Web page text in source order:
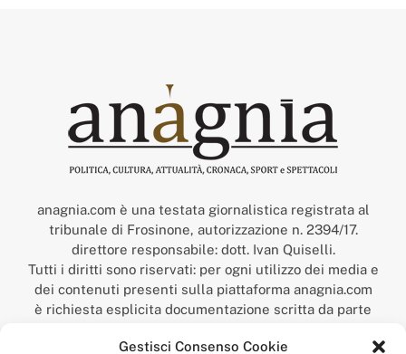
Gestisci Consenso Cookie
anagnia.com è una testata giornalistica registrata al
tribunale di Frosinone, autorizzazione n. 2394/17.
direttore responsabile: dott. Ivan Quiselli.
Tutti i diritti sono riservati: per ogni utilizzo dei media e
dei contenuti presenti sulla piattaforma anagnia.com
è richiesta esplicita documentazione scritta da parte
“Anagnia” è un marchio registrato presso l’Ufficio Italiano